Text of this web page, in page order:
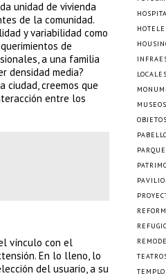
unidad de vivienda
de la comunidad.
y variabilidad como
de
a una familia
densidad media?
ciudad, creemos que
entre los
vínculo con el
En lo lleno, lo
del usuario, a su
MUSEOS